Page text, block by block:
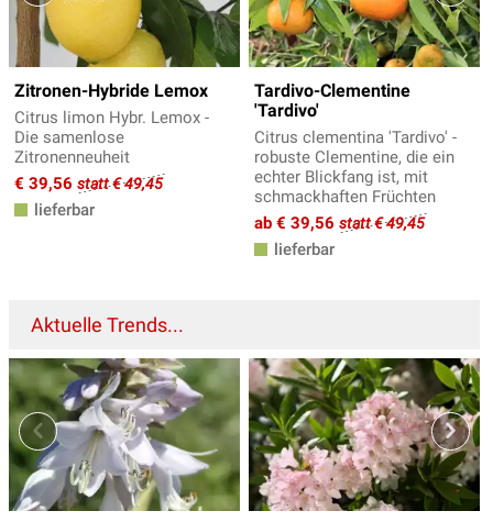
Zitronen-Hybride Lemox
Citrus limon Hybr. Lemox -
Die samenlose
Zitronenneuheit
€ 39,56 statt € 49,45
lieferbar
Tardivo-Clementine
'Tardivo'
Citrus clementina 'Tardivo' -
robuste Clementine, die ein
echter Blickfang ist, mit
schmackhaften Früchten
ab € 39,56 statt € 49,45
lieferbar
Aktuelle Trends...